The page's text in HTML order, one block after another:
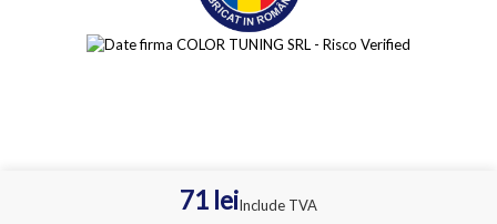
71 leiInclude TVA